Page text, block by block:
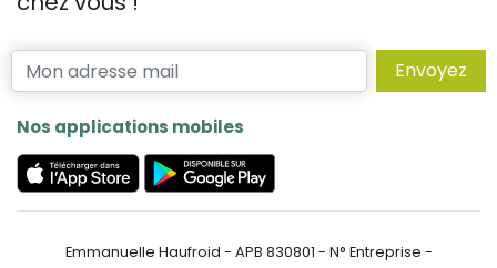
Envoyez
Nos applications mobiles
Emmanuelle Haufroid - APB 830801 - N° Entreprise -